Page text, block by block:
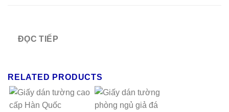
ĐỌC TIẾP
RELATED PRODUCTS